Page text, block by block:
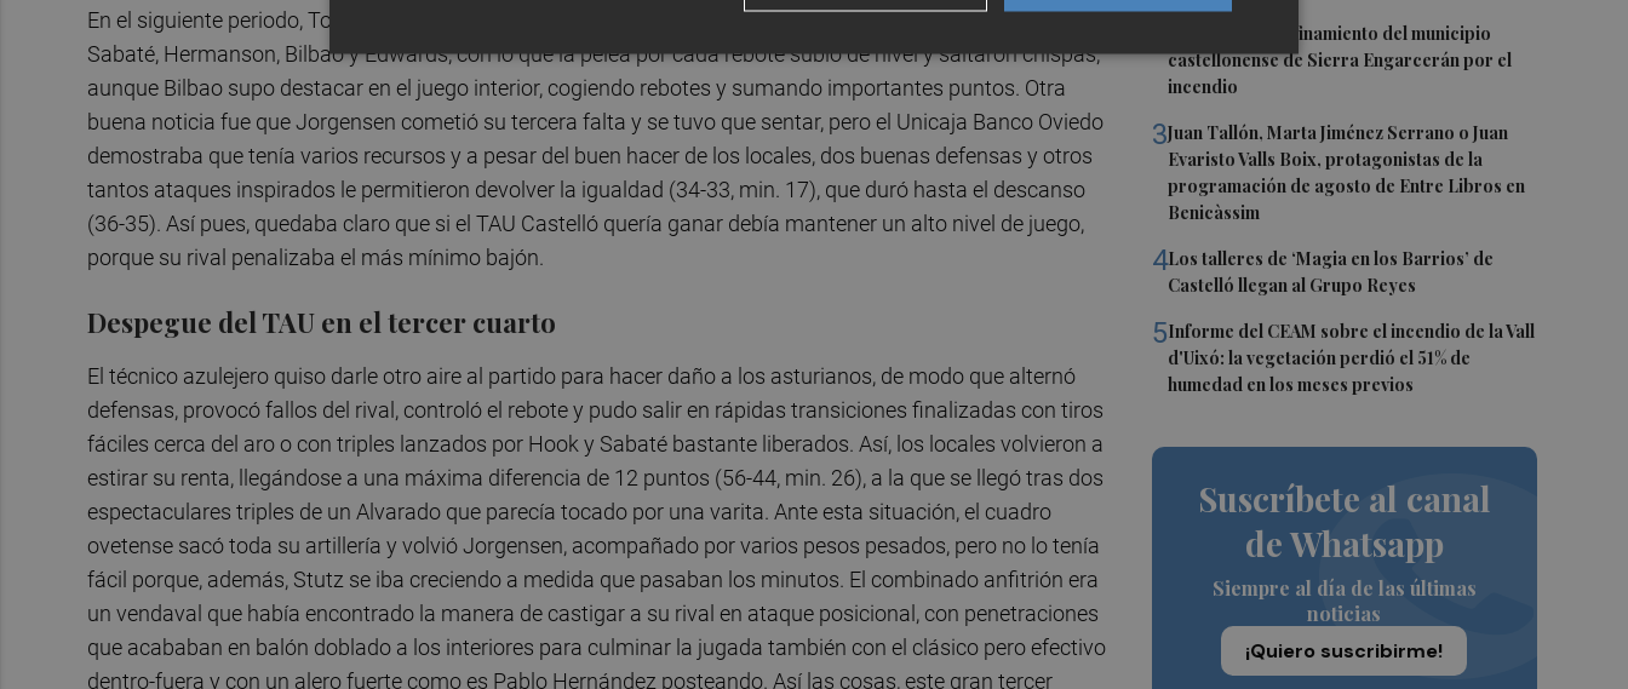
Levantan el confinamiento del municipio
castellonense de Sierra Engarcerán por el
incendio
3Juan Tallón, Marta Jiménez Serrano o Juan
Evaristo Valls Boix, protagonistas de la
programación de agosto de Entre Libros en
Benicàssim
4Los talleres de ‘Magia en los Barrios’ de
Castelló llegan al Grupo Reyes
5Informe del CEAM sobre el incendio de la Vall
d'Uixó: la vegetación perdió el 51% de
humedad en los meses previos
Suscríbete al canal
de Whatsapp
Siempre al día de las últimas
noticias
¡Quiero suscribirme!
En el siguiente periodo, Toni Ten puso en pista un quinteto con más chispa y garra, formado por Faner,
Sabaté, Hermanson, Bilbao y Edwards, con lo que la pelea por cada rebote subió de nivel y saltaron chispas,
aunque Bilbao supo destacar en el juego interior, cogiendo rebotes y sumando importantes puntos. Otra
buena noticia fue que Jorgensen cometió su tercera falta y se tuvo que sentar, pero el Unicaja Banco Oviedo
demostraba que tenía varios recursos y a pesar del buen hacer de los locales, dos buenas defensas y otros
tantos ataques inspirados le permitieron devolver la igualdad (34-33, min. 17), que duró hasta el descanso
(36-35). Así pues, quedaba claro que si el TAU Castelló quería ganar debía mantener un alto nivel de juego,
porque su rival penalizaba el más mínimo bajón.
Despegue del TAU en el tercer cuarto
El técnico azulejero quiso darle otro aire al partido para hacer daño a los asturianos, de modo que alternó
defensas, provocó fallos del rival, controló el rebote y pudo salir en rápidas transiciones finalizadas con tiros
fáciles cerca del aro o con triples lanzados por Hook y Sabaté bastante liberados. Así, los locales volvieron a
estirar su renta, llegándose a una máxima diferencia de 12 puntos (56-44, min. 26), a la que se llegó tras dos
espectaculares triples de un Alvarado que parecía tocado por una varita. Ante esta situación, el cuadro
ovetense sacó toda su artillería y volvió Jorgensen, acompañado por varios pesos pesados, pero no lo tenía
fácil porque, además, Stutz se iba creciendo a medida que pasaban los minutos. El combinado anfitrión era
un vendaval que había encontrado la manera de castigar a su rival en ataque posicional, con penetraciones
que acababan en balón doblado a los interiores para culminar la jugada también con el clásico pero efectivo
dentro-fuera y con un alero fuerte como es Pablo Hernández posteando. Así las cosas, este gran tercer